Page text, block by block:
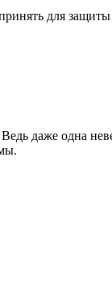
для
даже одна